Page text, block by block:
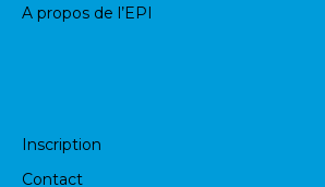
A propos de l’EPI
Inscription
Contact